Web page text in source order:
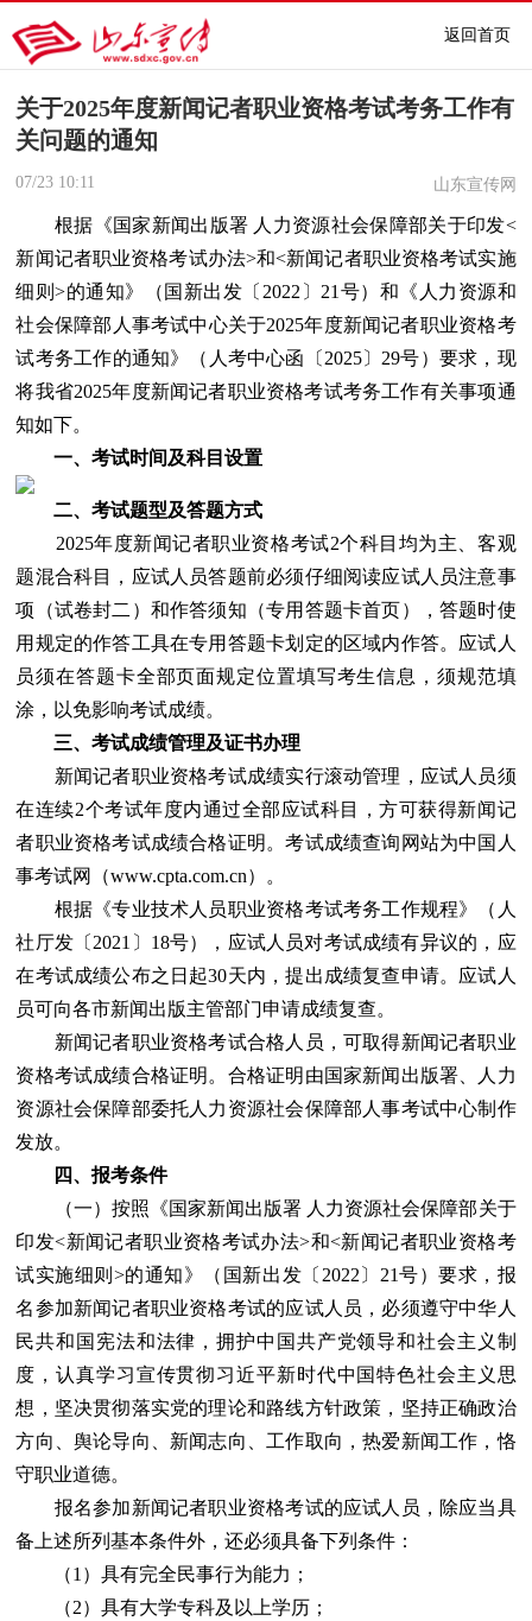
返回首页
关于2025年度新闻记者职业资格考试考务工作有
关问题的通知
07/23 10:11 山东宣传网
根据《国家新闻出版署 人力资源社会保障部关于印发<
新闻记者职业资格考试办法>和<新闻记者职业资格考试实施
细则>的通知》（国新出发〔2022〕21号）和《人力资源和
社会保障部人事考试中心关于2025年度新闻记者职业资格考
试考务工作的通知》（人考中心函〔2025〕29号）要求，现
将我省2025年度新闻记者职业资格考试考务工作有关事项通
知如下。
一、考试时间及科目设置
二、考试题型及答题方式
2025年度新闻记者职业资格考试2个科目均为主、客观
题混合科目，应试人员答题前必须仔细阅读应试人员注意事
项（试卷封二）和作答须知（专用答题卡首页），答题时使
用规定的作答工具在专用答题卡划定的区域内作答。应试人
员须在答题卡全部页面规定位置填写考生信息，须规范填
涂，以免影响考试成绩。
三、考试成绩管理及证书办理
新闻记者职业资格考试成绩实行滚动管理，应试人员须
在连续2个考试年度内通过全部应试科目，方可获得新闻记
者职业资格考试成绩合格证明。考试成绩查询网站为中国人
事考试网（www.cpta.com.cn）。
根据《专业技术人员职业资格考试考务工作规程》（人
社厅发〔2021〕18号），应试人员对考试成绩有异议的，应
在考试成绩公布之日起30天内，提出成绩复查申请。应试人
员可向各市新闻出版主管部门申请成绩复查。
新闻记者职业资格考试合格人员，可取得新闻记者职业
资格考试成绩合格证明。合格证明由国家新闻出版署、人力
资源社会保障部委托人力资源社会保障部人事考试中心制作
发放。
四、报考条件
（一）按照《国家新闻出版署 人力资源社会保障部关于
印发<新闻记者职业资格考试办法>和<新闻记者职业资格考
试实施细则>的通知》（国新出发〔2022〕21号）要求，报
名参加新闻记者职业资格考试的应试人员，必须遵守中华人
民共和国宪法和法律，拥护中国共产党领导和社会主义制
度，认真学习宣传贯彻习近平新时代中国特色社会主义思
想，坚决贯彻落实党的理论和路线方针政策，坚持正确政治
方向、舆论导向、新闻志向、工作取向，热爱新闻工作，恪
守职业道德。
报名参加新闻记者职业资格考试的应试人员，除应当具
备上述所列基本条件外，还必须具备下列条件：
（1）具有完全民事行为能力；
（2）具有大学专科及以上学历；